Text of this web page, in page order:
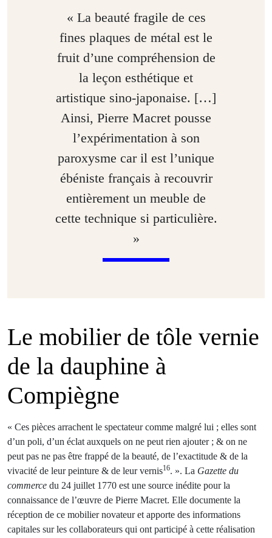
« La beauté fragile de ces
fines plaques de métal est le
fruit d’une compréhension de
la leçon esthétique et
artistique sino-japonaise. […]
Ainsi, Pierre Macret pousse
l’expérimentation à son
paroxysme car il est l’unique
ébéniste français à recouvrir
entièrement un meuble de
cette technique si particulière.
»
Le mobilier de tôle vernie
de la ­dauphine à
Compiègne
« Ces pièces arrachent le spectateur comme malgré lui ; elles sont
d’un poli, d’un éclat auxquels on ne peut rien ajouter ; & on ne
peut pas ne pas être frappé de la beauté, de l’exactitude & de la
vivacité de leur peinture & de leur vernis16. ». La Gazette du
commerce du 24 juillet 1770 est une source inédite pour la
connaissance de l’œuvre de Pierre Macret. Elle documente la
réception de ce mobilier novateur et apporte des informations
capitales sur les collaborateurs qui ont participé à cette réalisation